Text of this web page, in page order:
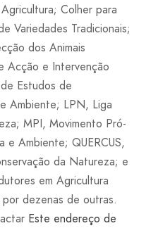
Colher para
Variedades Tradicionais;
dos Animais
Acção e Intervenção
Estudos de
Ambiente; LPN, Liga
MPI, Movimento Pró-
e Ambiente; QUERCUS,
da Natureza; e
em Agricultura
dezenas de outras.
Este endereço de